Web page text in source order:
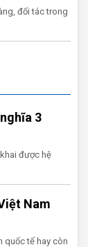
đối tác trong
3
được hệ
Nam
quốc tế hay còn